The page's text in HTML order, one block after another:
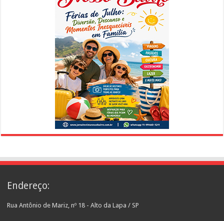
Endereço:
Rua Antônio de Mariz, nº 18 - Alto da Lapa / SP